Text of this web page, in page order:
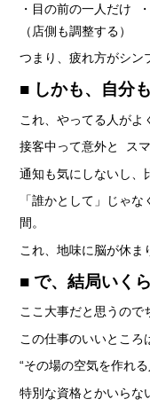
・目の前の一人だけ
（店側も調整する）
つまり、疲れ方がシン
■ しかも、自分
これ、やってる人がよ
接客中って意外と ス
通知も気にしないし、
「誰かとして」じゃ
間。
これ、地味に脳が休ま
■ で、結局いく
ここ大事だと思うので
この仕事のいいところ
“その場の空気を作れ
特別な資格とかいらな